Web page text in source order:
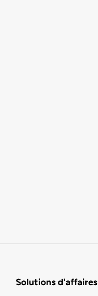
Solutions d'affaires